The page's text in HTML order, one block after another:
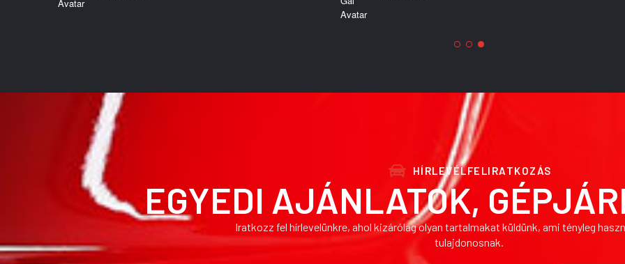
HÍRLEVÉLFELIRATKOZÁS
EGYEDI AJÁNLATOK,
Iratkozz fel hírlevelünkre, ahol kizárólag olyan tartalmakat küldünk, ami tényleg
tulajdonosnak.